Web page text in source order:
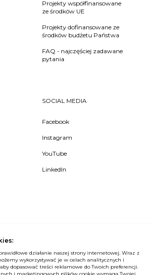
Projekty współfinansowane
ze środków UE
Projekty dofinansowane ze
środków budżetu Państwa
FAQ - najczęściej zadawane
pytania
SOCIAL MEDIA
Facebook
Instagram
YouTube
LinkedIn
newslettera!
działanie naszej strony internetowej. Wraz z
wykorzystywać je w celach analitycznych i
dopasować treści reklamowe do Twoich preferencji.